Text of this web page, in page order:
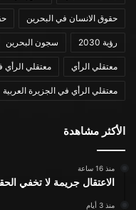
حقوق الانسان في البحرين
رؤية 2030 سجون البحرين
معتقلي الرأي معتقلي الرأي
معتقلي الرأي في الجزيرة العربية
الأكثر مشاهدة
منذ 16 ساعة
الاعتقال جريمة لا تخفي
منذ 3 أيام